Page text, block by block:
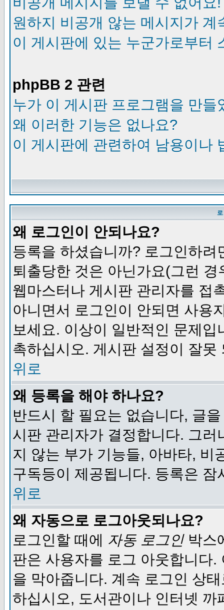
원하지 비공개 않는 메시지가 계
이 게시판에 있는 누군가로부터
phpBB 2 관련
누가 이 게시판 프로그램을 만들
왜 이러한 기능은 없나요?
이 게시판에 관련하여 남용이나
왜 로그인이 안되나요?
등록을 하셨습니까? 로그인하
퇴출당한 것은 아닌가요(그런
웹마스터나 게시판 관리자를 접
아니면서 로그인이 안되면 사용
보세요. 이상이 일반적인 문제
촉하십시오. 게시판 설정이 잘못
위로
왜 등록을 해야 하나요?
반드시 할 필요는 없습니다, 글
시판 관리자가 결정합니다. 그
지 않는 부가 기능들, 아바타, 비
구독등이 제공됩니다. 등록은
위로
왜 자동으로 로그아웃되나요?
로그인할 때에 자동 로그인박스
판은 사용자를 로그 아웃합니다
을 막아줍니다. 계속 로그인 상
하십시오, 도서관이나 인터넷